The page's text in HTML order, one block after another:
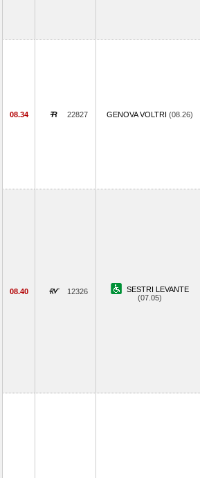
08.34 22827 GENOVA VOLTRI (08.26)
08.40 12326
SESTRI LEVANTE
(07.05)